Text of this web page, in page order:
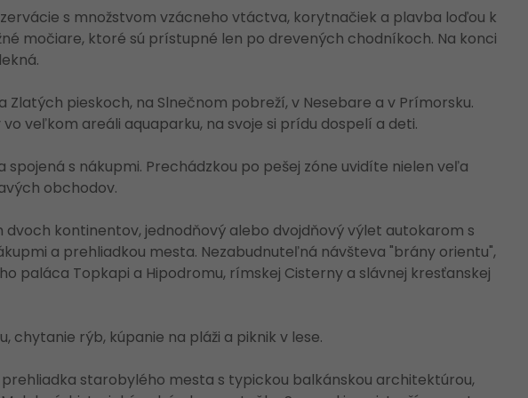
s množstvom vzácneho vtáctva, korytnačiek a plavba loďou k
močiare, ktoré sú prístupné len po drevených chodníkoch. Na konci
Zlatých pieskoch, na Slnečnom pobreží, v Nesebare a v Prímorsku.
veľkom areáli aquaparku, na svoje si prídu dospelí a deti.
spojená s nákupmi. Prechádzkou po pešej zóne uvidíte nielen veľa
obchodov.
dvoch kontinentov, jednodňový alebo dvojdňový výlet autokarom s
a prehliadkou mesta. Nezabudnuteľná návšteva "brány orientu",
paláca Topkapi a Hipodromu, rímskej Cisterny a slávnej kresťanskej
chytanie rýb, kúpanie na pláži a piknik v lese.
starobylého mesta s typickou balkánskou architektúrou,